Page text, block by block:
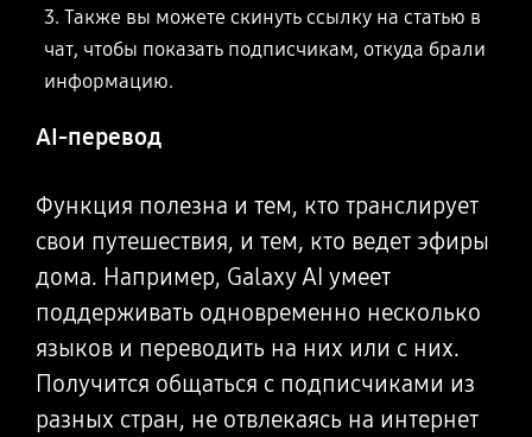
3. Также вы можете скинуть ссылку на статью в
чат, чтобы показать подписчикам, откуда брали
информацию.
AI-перевод
Функция полезна и тем, кто транслирует
свои путешествия, и тем, кто ведет эфиры
дома. Например, Galaxy AI умеет
поддерживать одновременно несколько
языков и переводить на них или с них.
Получится общаться с подписчиками из
разных стран, не отвлекаясь на интернет